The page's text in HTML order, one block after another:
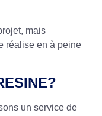
mais
réalise en à peine
un service de